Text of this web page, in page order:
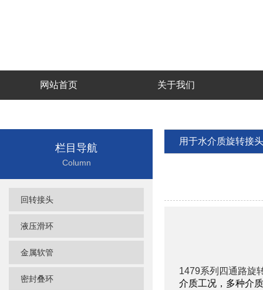
网站首页 关于我们
用于水介质旋转接头
1479系列四通路旋
介质工况，多种介
栏目导航
Column
回转接头
液压滑环
金属软管
密封叠环